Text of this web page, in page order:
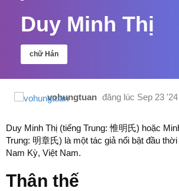
Duy Minh Thị
chữ Hán
vohungtuan đăng lúc Sep 23
Duy Minh Thị (tiếng Trung: 惟明氏) hoặc
Trung: 明章氏) là một tác giả nổi bật đầu
Nam Kỳ, Việt Nam.
Thân thế